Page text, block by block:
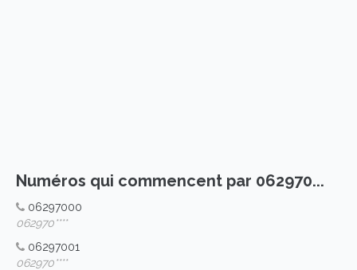
Numéros qui commencent par 062970...
06297000
062970****
06297001
062970****